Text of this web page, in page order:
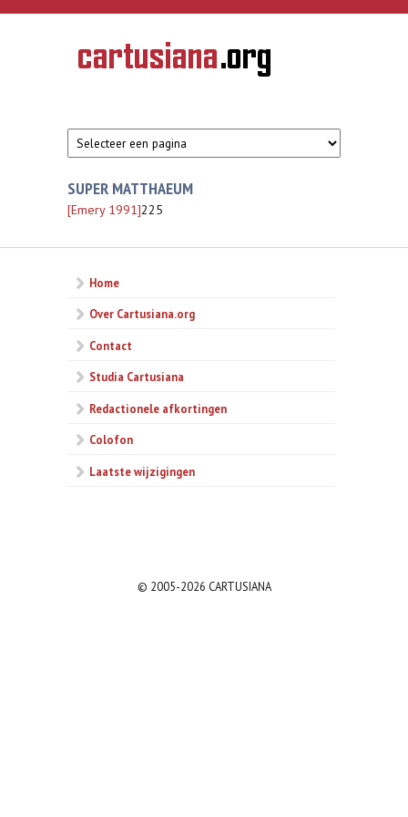
Overslaan en naar de inhoud gaan
CARTUSIANA
Geschiedenis
van de
SUPER MATTHAEUM
[Emery 1991]225
Home
Over Cartusiana.org
Contact
Studia Cartusiana
Redactionele afkortingen
Colofon
Laatste wijzigingen
© 2005-2026 CARTUSIANA